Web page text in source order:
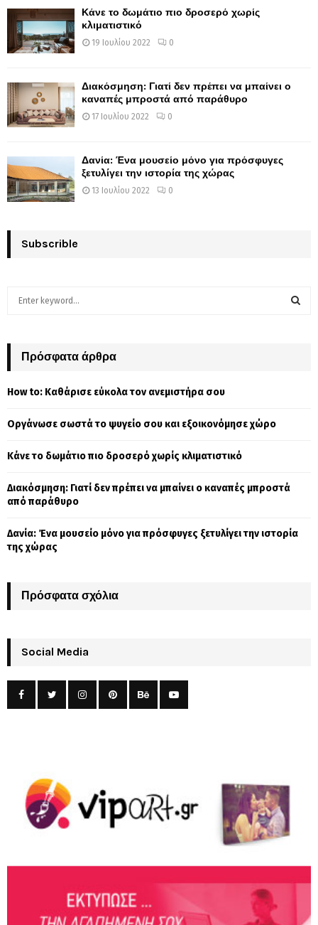
Κάνε το δωμάτιο πιο δροσερό χωρίς
κλιματιστικό
19 Ιουλίου 2022 0
Διακόσμηση: Γιατί δεν πρέπει να μπαίνει ο
καναπές μπροστά από παράθυρο
17 Ιουλίου 2022 0
Δανία: Ένα μουσείο μόνο για πρόσφυγες
ξετυλίγει την ιστορία της χώρας
13 Ιουλίου 2022 0
Subscrible
h
o
:
Πρόσφατα άρθρα
How to: Καθάρισε εύκολα τον ανεμιστήρα σου
Οργάνωσε σωστά το ψυγείο σου και εξοικονόμησε χώρο
Κάνε το δωμάτιο πιο δροσερό χωρίς κλιματιστικό
Διακόσμηση: Γιατί δεν πρέπει να μπαίνει ο καναπές μπροστά
από παράθυρο
Δανία: Ένα μουσείο μόνο για πρόσφυγες ξετυλίγει την ιστορία
της χώρας
Πρόσφατα σχόλια
Social Media